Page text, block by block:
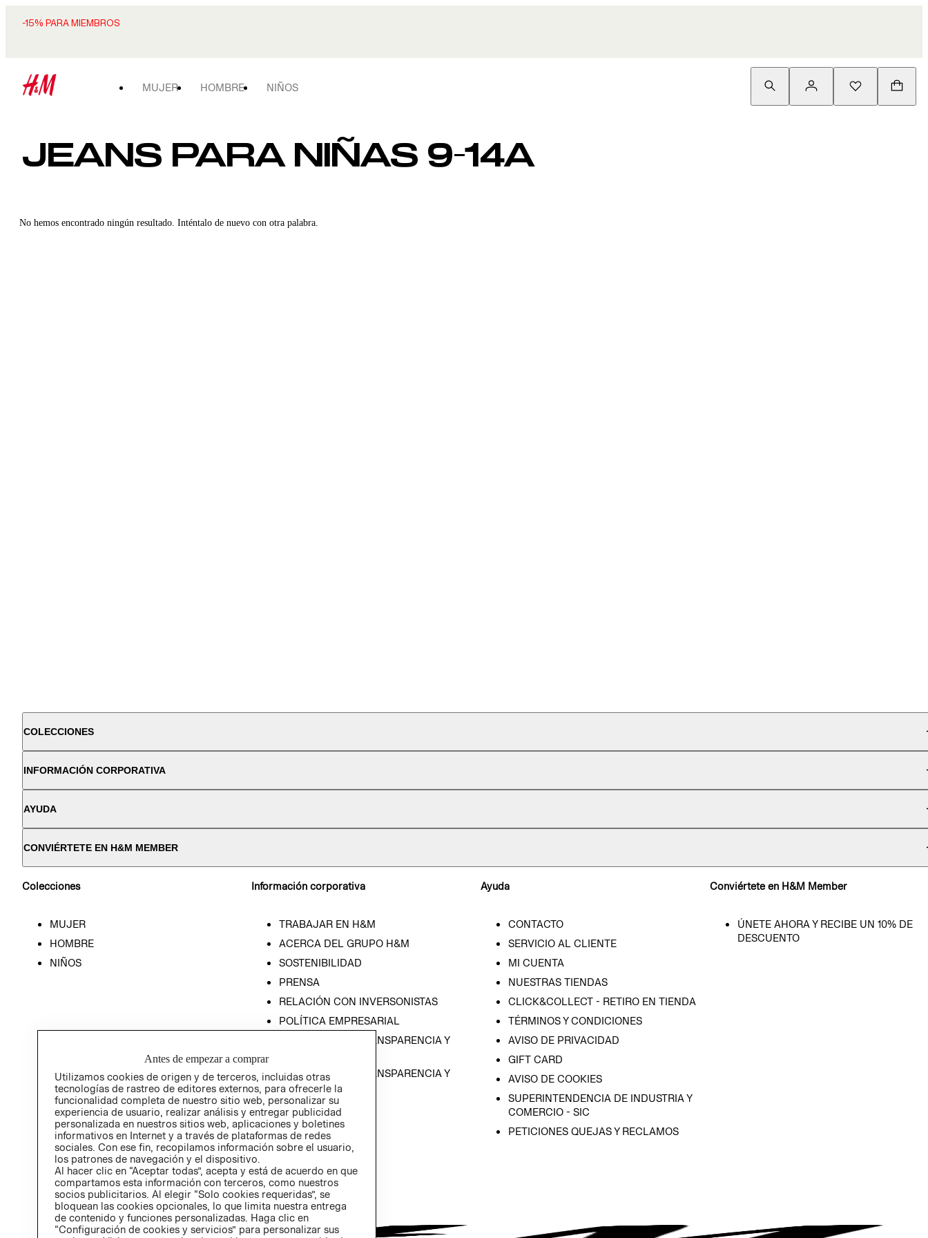
-15% PARA MIEMBROS
MUJER HOMBRE NIÑOS
JEANS PARA NIÑAS 9-14A
No hemos encontrado ningún resultado. Inténtalo de nuevo con otra palabra.
COLECCIONES
INFORMACIÓN CORPORATIVA
AYUDA
CONVIÉRTETE EN H&M MEMBER
Colecciones
MUJER
HOMBRE
NIÑOS
Información corporativa
TRABAJAR EN H&M
ACERCA DEL GRUPO H&M
SOSTENIBILIDAD
PRENSA
RELACIÓN CON INVERSONISTAS
POLÍTICA EMPRESARIAL
PROGRAMA DE TRANSPARENCIA Y
PROGRAMA DE TRANSPARENCIA Y
ÉTICA (INGLÉS)
Ayuda
CONTACTO
SERVICIO AL CLIENTE
MI CUENTA
NUESTRAS TIENDAS
CLICK&COLLECT - RETIRO EN TIENDA
TÉRMINOS Y CONDICIONES
AVISO DE PRIVACIDAD
GIFT CARD
AVISO DE COOKIES
SUPERINTENDENCIA DE INDUSTRIA Y
COMERCIO - SIC
PETICIONES QUEJAS Y RECLAMOS
Conviértete en H&M Member
ÚNETE AHORA Y RECIBE UN 10% DE
DESCUENTO
Antes de empezar a comprar
Utilizamos cookies de origen y de terceros, incluidas otras
tecnologías de rastreo de editores externos, para ofrecerle la
funcionalidad completa de nuestro sitio web, personalizar su
experiencia de usuario, realizar análisis y entregar publicidad
personalizada en nuestros sitios web, aplicaciones y boletines
informativos en Internet y a través de plataformas de redes
sociales. Con ese fin, recopilamos información sobre el usuario,
los patrones de navegación y el dispositivo.
Al hacer clic en “Aceptar todas”, acepta y está de acuerdo en que
compartamos esta información con terceros, como nuestros
socios publicitarios. Al elegir “Solo cookies requeridas”, se
bloquean las cookies opcionales, lo que limita nuestra entrega
de contenido y funciones personalizadas. Haga clic en
“Configuración de cookies y servicios” para personalizar sus